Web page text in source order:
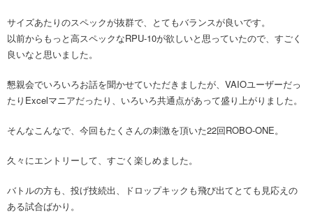
サイズあたりのスペックが抜群で、とてもバランスが良いです。
以前からもっと高スペックなRPU-10が欲しいと思っていたので、すごく
良いなと思いました。
懇親会でいろいろお話を聞かせていただきましたが、VAIOユーザーだっ
たりExcelマニアだったり、いろいろ共通点があって盛り上がりました。
そんなこんなで、今回もたくさんの刺激を頂いた22回ROBO-ONE。
久々にエントリーして、すごく楽しめました。
バトルの方も、投げ技続出、ドロップキックも飛び出てとても見応えの
ある試合ばかり。